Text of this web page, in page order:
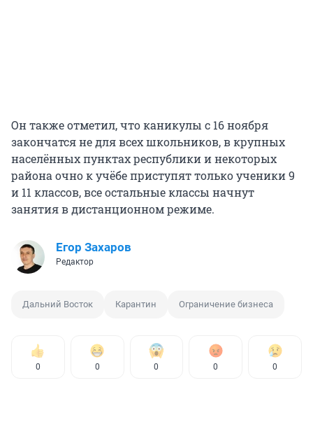
Он также отметил, что каникулы с 16 ноября
закончатся не для всех школьников, в крупных
населённых пунктах республики и некоторых
района очно к учёбе приступят только ученики 9
и 11 классов, все остальные классы начнут
занятия в дистанционном режиме.
Егор Захаров
Редактор
Дальний Восток Карантин Ограничение бизнеса
0 0 0 0 0